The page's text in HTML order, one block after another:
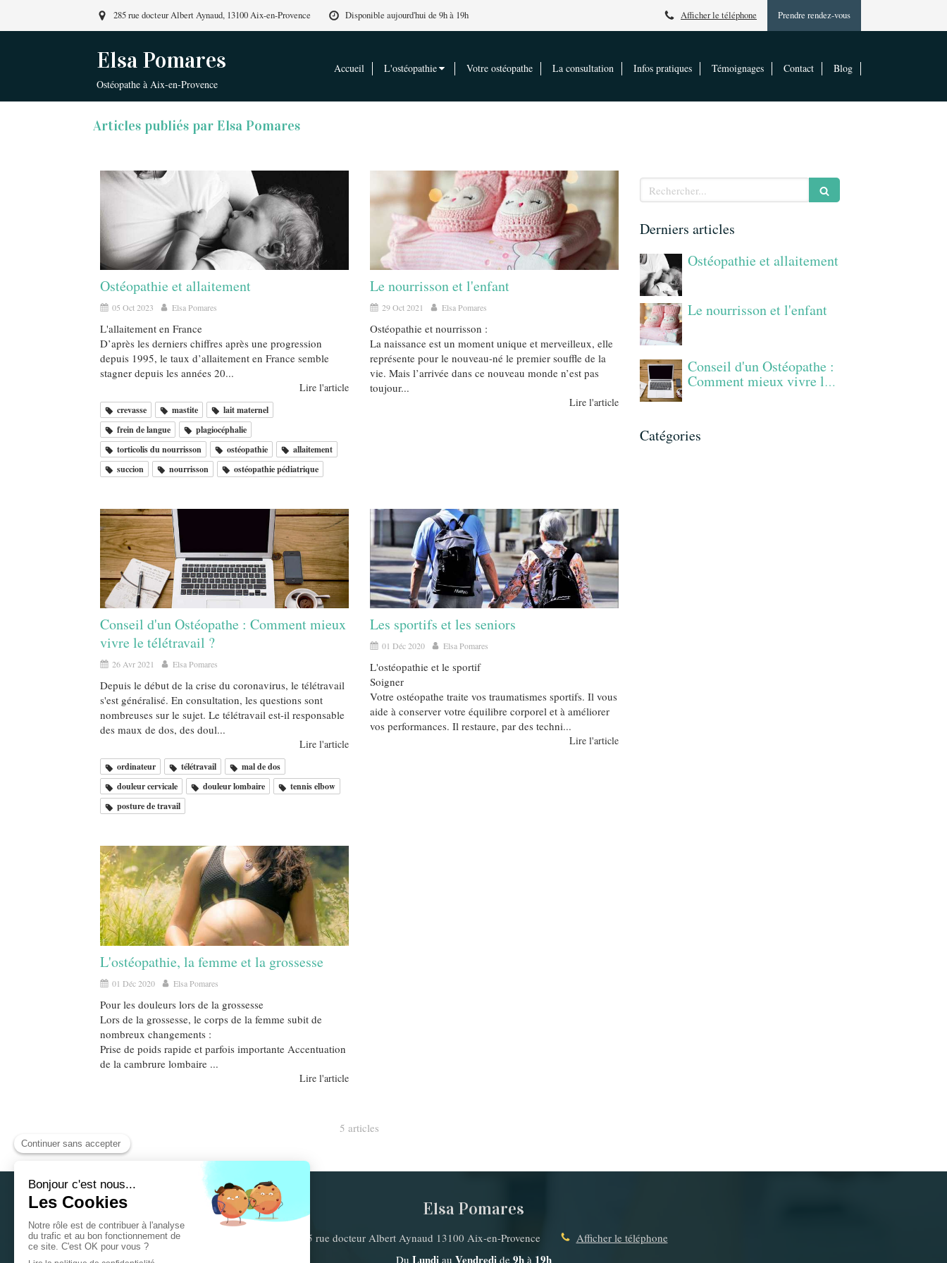
285 rue docteur Albert Aynaud, 13100 Aix-en-Provence Disponible aujourd'hui de 9h à 19h Prendre rendez-vous
Afficher le téléphone
Accueil L'ostéopathie Votre ostéopathe La consultation Infos pratiques Témoignages Contact Blog
Elsa Pomares
Ostéopathe à Aix-en-Provence
Articles publiés par Elsa Pomares
Ostéopathie et allaitement
05 Oct 2023 Elsa Pomares
L'allaitement en France
D’après les derniers chiffres après une progression
depuis 1995, le taux d’allaitement en France semble
stagner depuis les années 20...
Lire l'article
crevasse mastite
lait maternel
frein de langue
plagiocéphalie
torticolis du nourrisson
ostéopathie
allaitement
succion
nourrisson ostéopathie pédiatrique
Le nourrisson et l'enfant
29 Oct 2021 Elsa Pomares
Ostéopathie et nourrisson :
La naissance est un moment unique et merveilleux, elle
représente pour le nouveau-né le premier souffle de la
vie. Mais l’arrivée dans ce nouveau monde n’est pas
toujour...
Lire l'article
Conseil d'un Ostéopathe : Comment mieux
vivre le télétravail ?
26 Avr 2021 Elsa Pomares
Depuis le début de la crise du coronavirus, le télétravail
s'est généralisé. En consultation, les questions sont
nombreuses sur le sujet. Le télétravail est-il responsable
des maux de dos, des doul...
Lire l'article
ordinateur télétravail
mal de dos
douleur cervicale
douleur lombaire
tennis elbow
posture de travail
Les sportifs et les seniors
01 Déc 2020 Elsa Pomares
L'ostéopathie et le sportif
Soigner
Votre ostéopathe traite vos traumatismes sportifs. Il vous
aide à conserver votre équilibre corporel et à améliorer
vos performances. Il restaure, par des techni...
Lire l'article
L'ostéopathie, la femme et la grossesse
01 Déc 2020 Elsa Pomares
Pour les douleurs lors de la grossesse
Lors de la grossesse, le corps de la femme subit de
nombreux changements :
Prise de poids rapide et parfois importante Accentuation
de la cambrure lombaire ...
Lire l'article
5 articles
Rechercher
Derniers articles
Ostéopathie et allaitement
Le nourrisson et l'enfant
Conseil d'un Ostéopathe :
Comment mieux vivre le
Catégories
Elsa Pomares
285 rue docteur Albert Aynaud 13100 Aix-en-Provence
Afficher le téléphone
Du Lundiau Vendredide 9hà 19h